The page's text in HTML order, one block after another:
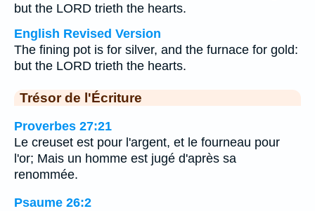
but the LORD trieth the hearts.
English Revised Version
The fining pot is for silver, and the furnace for gold:
but the LORD trieth the hearts.
Trésor de l'Écriture
Proverbes 27:21
Le creuset est pour l'argent, et le fourneau pour
l'or; Mais un homme est jugé d'après sa
renommée.
Psaume 26:2